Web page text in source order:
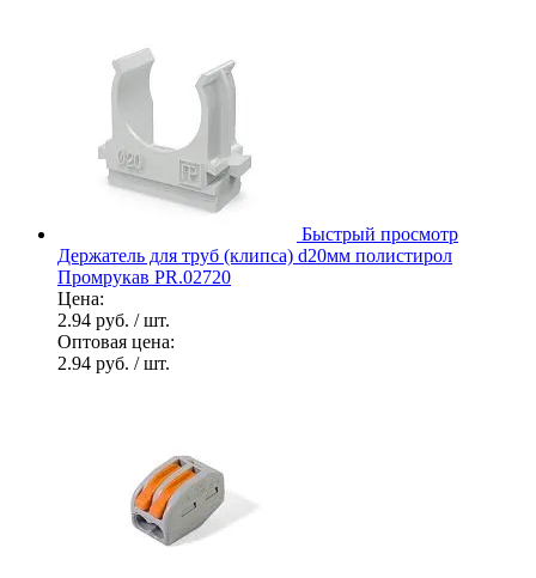
Быстрый просмотр
Держатель для труб (клипса) d20мм полистирол
Промрукав PR.02720
Цена:
2.94 руб. / шт.
Оптовая цена:
2.94 руб. / шт.